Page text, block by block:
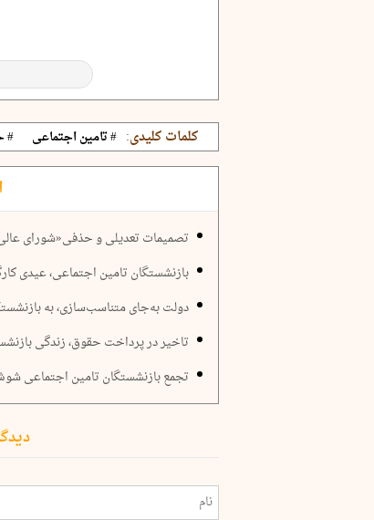
کلمات کلیدی: # تامین اجتماعی #
تصمیمات تعدیلی و حذفی«شورای
بازنشستگان تامین اجتماعی، عیدی
دولت به‌جای متناسب‌سازی، به
تاخیر در پرداخت حقوق، زندگی
تجمع بازنشستگان تامین اجتماعی